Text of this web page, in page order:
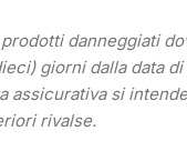
danneggiati
giorni dalla data
assicurativa si
rivalse.